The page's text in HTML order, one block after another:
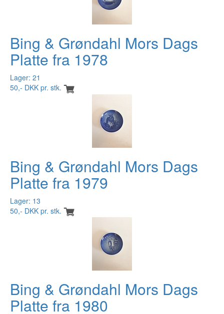
Bing & Grøndahl Mors Dags
Platte fra 1978
Lager: 21
50,- DKK pr. stk.
Bing & Grøndahl Mors Dags
Platte fra 1979
Lager: 13
50,- DKK pr. stk.
Bing & Grøndahl Mors Dags
Platte fra 1980